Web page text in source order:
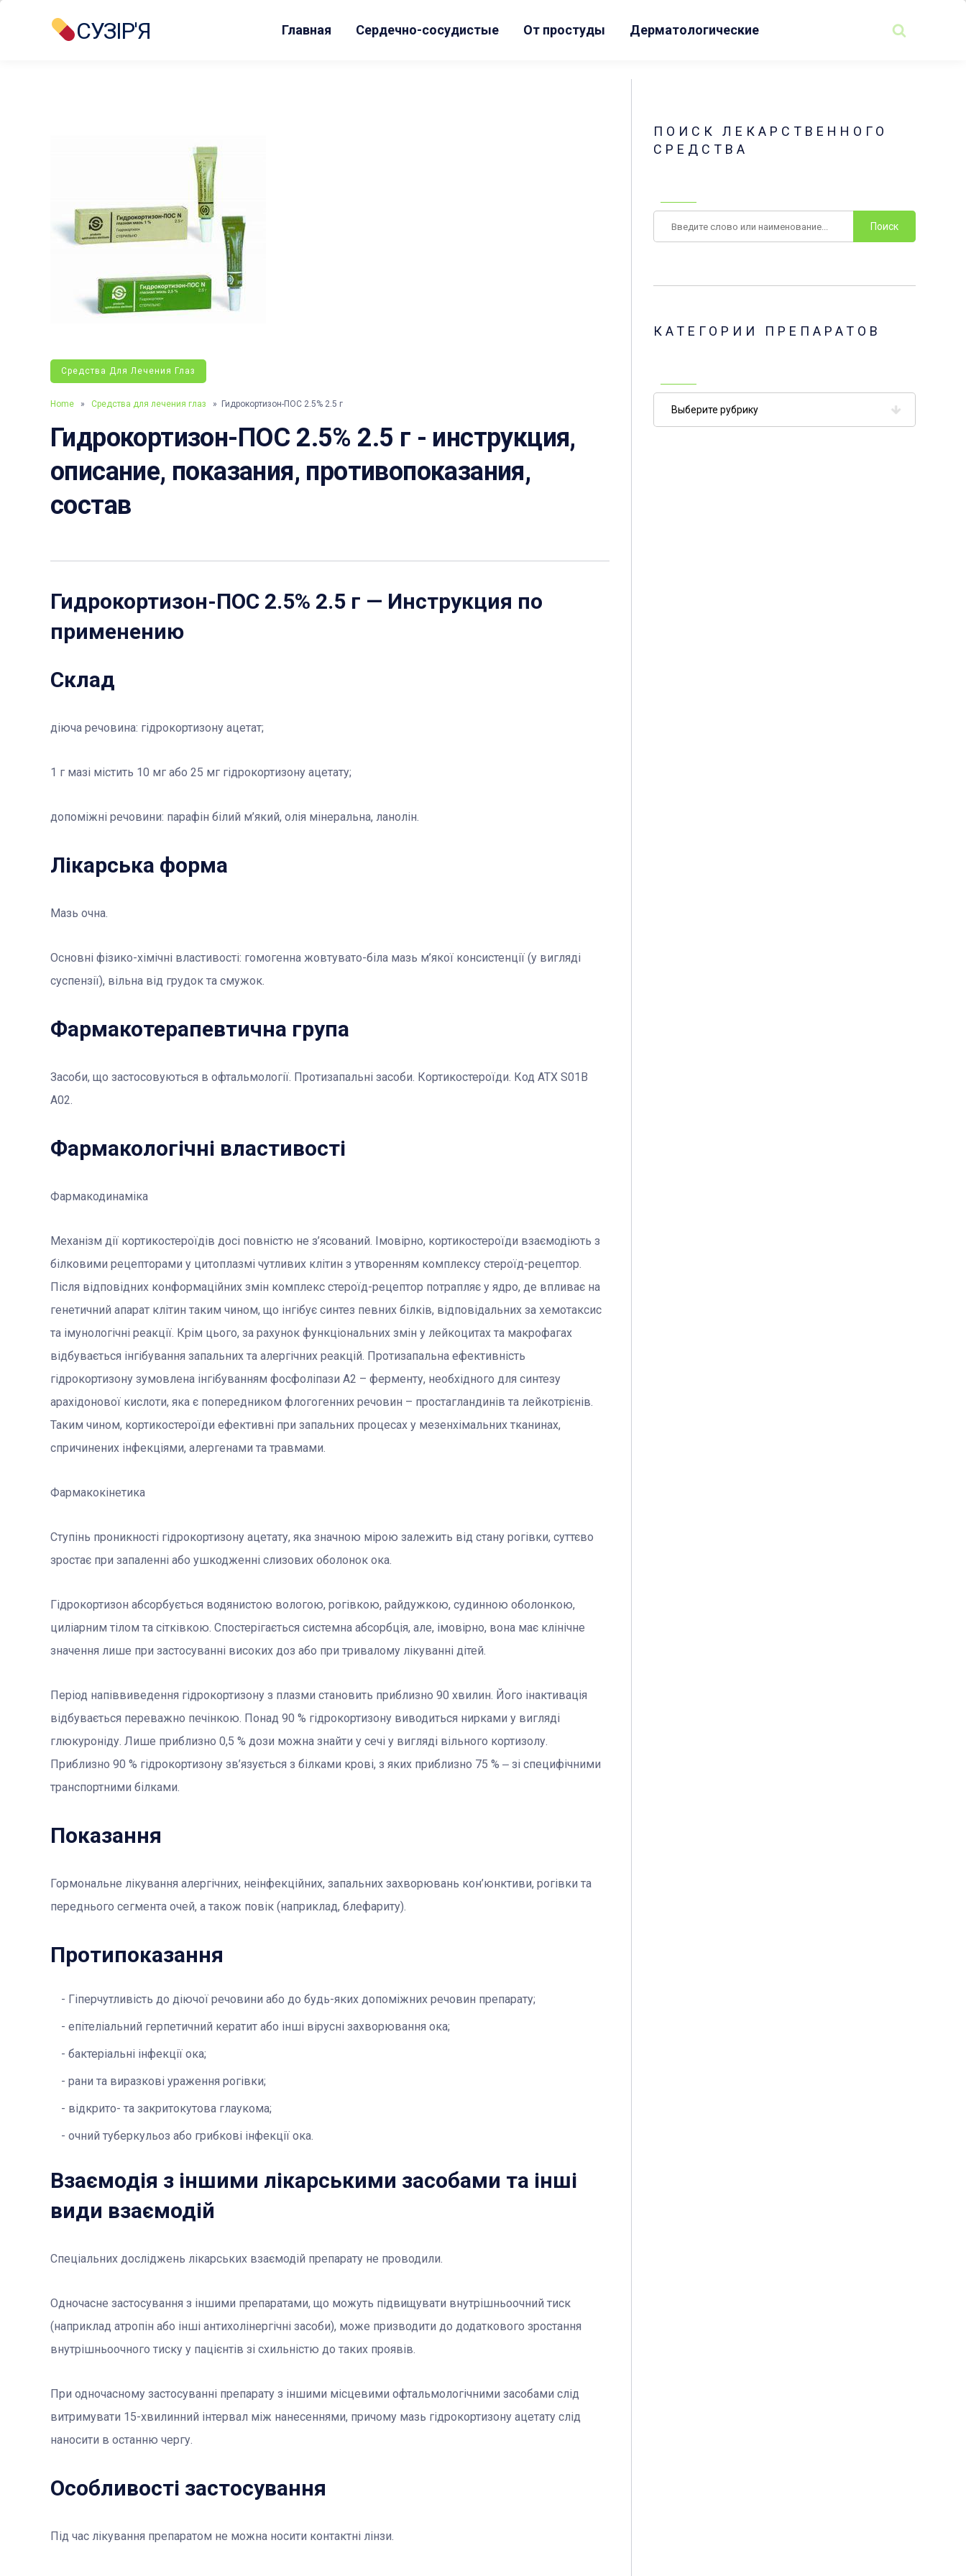
СУЗІР'Я Главная Сердечно-сосудистые От простуды Дерматологические
Средства Для Лечения Глаз
Home » Средства для лечения глаз » Гидрокортизон-ПОС 2.5% 2.5 г
Гидрокортизон-ПОС 2.5% 2.5 г - инструкция,
описание, показания, противопоказания,
состав
Гидрокортизон-ПОС 2.5% 2.5 г — Инструкция по
применению
Склад
діюча речовина: гідрокортизону ацетат;
1 г мазі містить 10 мг або 25 мг гідрокортизону ацетату;
допоміжні речовини: парафін білий м’який, олія мінеральна, ланолін.
Лікарська форма
Мазь очна.
Основні фізико-хімічні властивості: гомогенна жовтувато-біла мазь м’якої консистенції (у вигляді
суспензії), вільна від грудок та смужок.
Фармакотерапевтична група
Засоби, що застосовуються в офтальмології. Протизапальні засоби. Кортикостероїди. Код АТХ S01В
A02.
Фармакологічні властивості
Фармакодинаміка
Механізм дії кортикостероїдів досі повністю не з’ясований. Імовірно, кортикостероїди взаємодіють з
білковими рецепторами у цитоплазмі чутливих клітин з утворенням комплексу стероїд-рецептор.
Після відповідних конформаційних змін комплекс стероїд-рецептор потрапляє у ядро, де впливає на
генетичний апарат клітин таким чином, що інгібує синтез певних білків, відповідальних за хемотаксис
та імунологічні реакції. Крім цього, за рахунок функціональних змін у лейкоцитах та макрофагах
відбувається інгібування запальних та алергічних реакцій. Протизапальна ефективність
гідрокортизону зумовлена інгібуванням фосфоліпази А2 – ферменту, необхідного для синтезу
арахідонової кислоти, яка є попередником флогогенних речовин – простагландинів та лейкотрієнів.
Таким чином, кортикостероїди ефективні при запальних процесах у мезенхімальних тканинах,
спричинених інфекціями, алергенами та травмами.
Фармакокінетика
Ступінь проникності гідрокортизону ацетату, яка значною мірою залежить від стану рогівки, суттєво
зростає при запаленні або ушкодженні слизових оболонок ока.
Гідрокортизон абсорбується водянистою вологою, рогівкою, райдужкою, судинною оболонкою,
циліарним тілом та сітківкою. Спостерігається системна абсорбція, але, імовірно, вона має клінічне
значення лише при застосуванні високих доз або при тривалому лікуванні дітей.
Період напіввиведення гідрокортизону з плазми становить приблизно 90 хвилин. Його інактивація
відбувається переважно печінкою. Понад 90 % гідрокортизону виводиться нирками у вигляді
глюкуроніду. Лише приблизно 0,5 % дози можна знайти у сечі у вигляді вільного кортизолу.
Приблизно 90 % гідрокортизону зв’язується з білками крові, з яких приблизно 75 % ‒ зі специфічними
транспортними білками.
Показання
Гормональне лікування алергічних, неінфекційних, запальних захворювань кон’юнктиви, рогівки та
переднього сегмента очей, а також повік (наприклад, блефариту).
Протипоказання
Гіперчутливість до діючої речовини або до будь-яких допоміжних речовин препарату;
епітеліальний герпетичний кератит або інші вірусні захворювання ока;
бактеріальні інфекції ока;
рани та виразкові ураження рогівки;
відкрито- та закритокутова глаукома;
очний туберкульоз або грибкові інфекції ока.
Взаємодія з іншими лікарськими засобами та інші
види взаємодій
Спеціальних досліджень лікарських взаємодій препарату не проводили.
Одночасне застосування з іншими препаратами, що можуть підвищувати внутрішньоочний тиск
(наприклад атропін або інші антихолінергічні засоби), може призводити до додаткового зростання
внутрішньоочного тиску у пацієнтів зі схильністю до таких проявів.
При одночасному застосуванні препарату з іншими місцевими офтальмологічними засобами слід
витримувати 15-хвилинний інтервал між нанесеннями, причому мазь гідрокортизону ацетату слід
наносити в останню чергу.
Особливості застосування
Під час лікування препаратом не можна носити контактні лінзи.
ПОИСК ЛЕКАРСТВЕННОГО
СРЕДСТВА
КАТЕГОРИИ ПРЕПАРАТОВ
препаратов